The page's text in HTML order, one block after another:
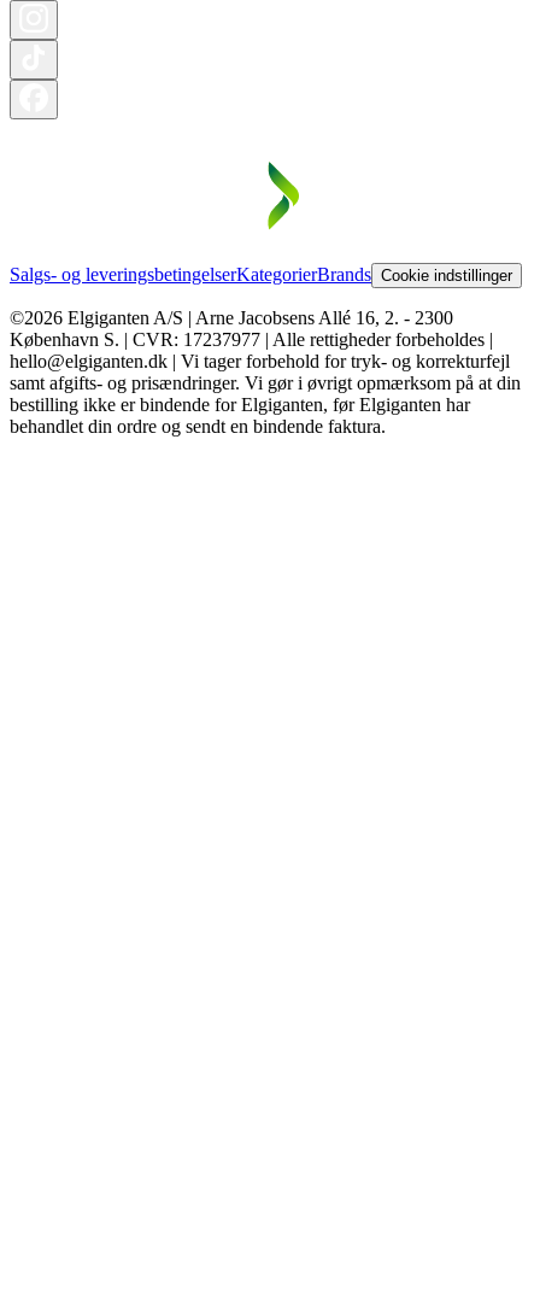
Salgs- og leveringsbetingelserKategorierBrands Cookie indstillinger
©2026 Elgiganten A/S | Arne Jacobsens Allé 16, 2. - 2300
København S. | CVR: 17237977 | Alle rettigheder forbeholdes |
hello@elgiganten.dk | Vi tager forbehold for tryk- og korrekturfejl
samt afgifts- og prisændringer. Vi gør i øvrigt opmærksom på at din
bestilling ikke er bindende for Elgiganten, før Elgiganten har
behandlet din ordre og sendt en bindende faktura.